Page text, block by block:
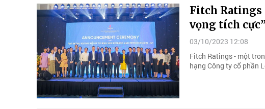
Fitch Ratings
vọng tích cực”
03/10/2023 12:08
Fitch Ratings - một
hạng Công ty cổ phần